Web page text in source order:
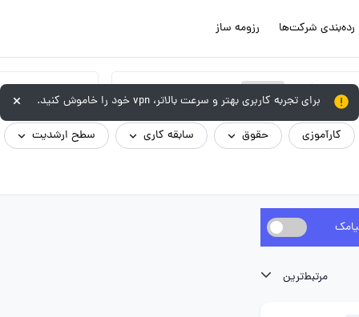
رده‌بندی شرکت‌ها رزومه ساز
پژوهش
کارآموزی حقوق سابقه کاری سطح ارشدیت
برای تجربه کاربری بهتر و سرعت بالاتر، vpn خود را خاموش کنید.